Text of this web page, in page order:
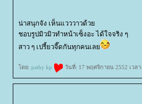
น่าสนุกจัง เห็นแวววาวด้ว
ชอบรูปมิวมิวทำหน้าเซ็งอะ ได้ใจจริง ๆ
สาว ๆ เปรี้ยวจี๊ดกันทุกคนเล
ดย: pathy kp วันที่: 17 พฤศจิกายน 2552 เวลา